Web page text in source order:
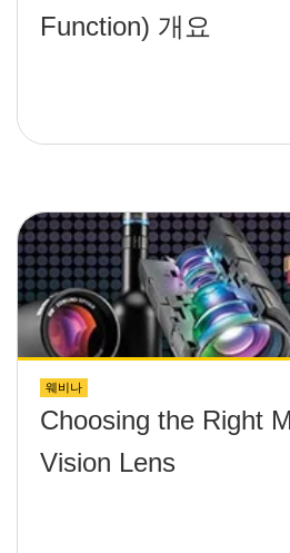
Function) 개요
웨비나
Choosing the Right
Vision Lens